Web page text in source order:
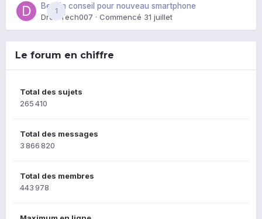
1
Besoin conseil pour nouveau smartphone
DroidTech007 · Commencé 31 juillet
Le forum en chiffre
Total des sujets
265 410
Total des messages
3 866 820
Total des membres
443 978